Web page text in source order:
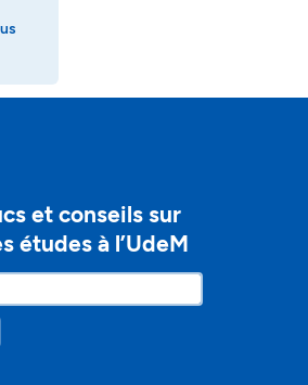
et conseils sur
études à l’UdeM